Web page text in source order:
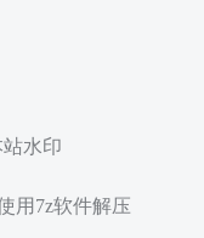
水印
用7z软件解压